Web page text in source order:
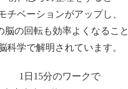
チベーションがアップし、
脳の回転も効率よくなるこ
脳科学で解明されています。
1日15分のワークで